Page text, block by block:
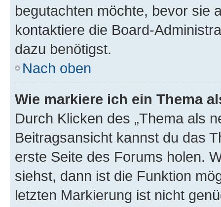
begutachten möchte, bevor sie
kontaktiere die Board-
dazu benötigst.
Nach oben
Wie markiere ich ein Thema
Durch Klicken des „Thema als
Beitragsansicht kannst du das
erste Seite des Forums holen.
siehst, dann ist die Funktion
letzten Markierung ist nicht